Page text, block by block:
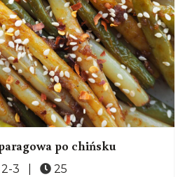
po chińsku
2-3 | 25